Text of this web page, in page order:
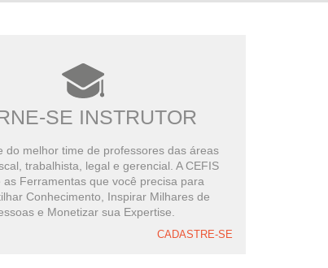
SE INSTRUTOR
do melhor time de professores das áreas
trabalhista, legal e gerencial. A CEFIS
as Ferramentas que você precisa para
Conhecimento, Inspirar Milhares de
e Monetizar sua Expertise.
CADASTRE-SE